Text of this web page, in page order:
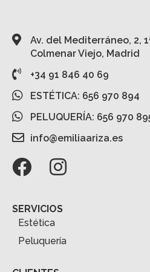
Av. del Mediterráneo, 2,
Colmenar Viejo, Madrid
+34 91 846 40 69
ESTÉTICA: 656 970 894
PELUQUERÍA: 656 970
info@emiliaariza.es
SERVICIOS
Estética
Peluquería